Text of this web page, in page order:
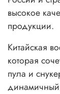
высокое
продукции.
Китайская
которая
пула и
динамичный